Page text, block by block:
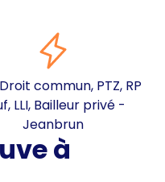
commun, PTZ, RP
LLI, Bailleur privé -
Jeanbrun
à